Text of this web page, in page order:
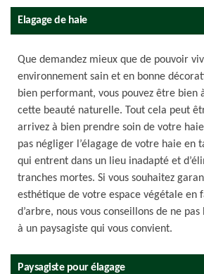
Elagage de haie
Que demandez mieux que de pouvoir
environnement sain et en bonne
bien performant, vous pouvez être bien
cette beauté naturelle. Tout cela peut
arrivez à bien prendre soin de votre
pas négliger l’élagage de votre haie en
qui entrent dans un lieu inadapté et
tranches mortes. Si vous souhaitez
esthétique de votre espace végétale en
d’arbre, nous vous conseillons de ne
à un paysagiste qui vous convient.
Paysagiste pour élagage